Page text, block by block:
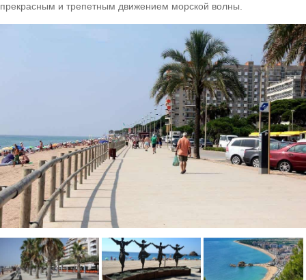
прекрасным и трепетным движением морской волны.